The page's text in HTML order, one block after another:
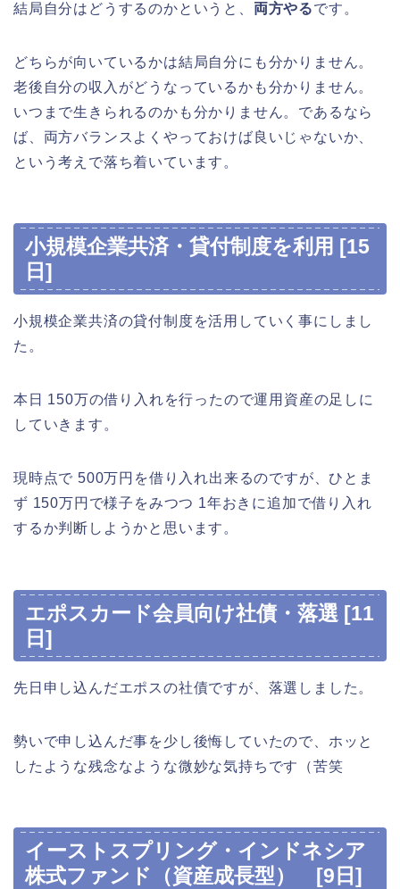
結局自分はどうするのかというと、 両方やるです。
どちらが向いているかは結局自分にも分かりません。
老後自分の収入がどうなっているかも分かりません。
いつまで生きられるのかも分かりません。であるなら
ば、両方バランスよくやっておけば良いじゃないか、
という考えで落ち着いています。
小規模企業共済・貸付制度を利用 [15
日]
小規模企業共済の貸付制度を活用していく事にしまし
た。
本日 150万の借り入れを行ったので運用資産の足しに
していきます。
現時点で 500万円を借り入れ出来るのですが、ひとま
ず 150万円で様子をみつつ 1年おきに追加で借り入れ
するか判断しようかと思います。
エポスカード会員向け社債・落選 [11
日]
先日申し込んだエポスの社債ですが、落選しました。
勢いで申し込んだ事を少し後悔していたので、ホッと
したような残念なような微妙な気持ちです（苦笑
イーストスプリング・インドネシア
株式ファンド（資産成長型） [9日]